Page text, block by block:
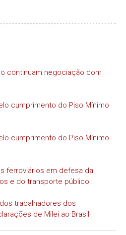
continuam negociação com
cumprimento do Piso Mínimo
cumprimento do Piso Mínimo
ferroviários em defesa da
e do transporte público
trabalhadores dos
de Milei ao Brasil